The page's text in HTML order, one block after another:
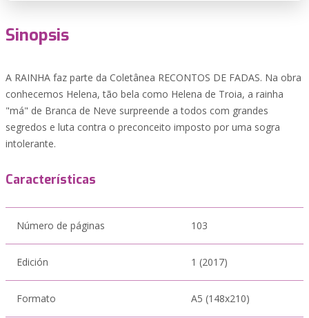
Sinopsis
A RAINHA faz parte da Coletânea RECONTOS DE FADAS. Na obra
conhecemos Helena, tão bela como Helena de Troia, a rainha
"má" de Branca de Neve surpreende a todos com grandes
segredos e luta contra o preconceito imposto por uma sogra
intolerante.
Características
Número de páginas 103
Edición 1 (2017)
Formato A5 (148x210)